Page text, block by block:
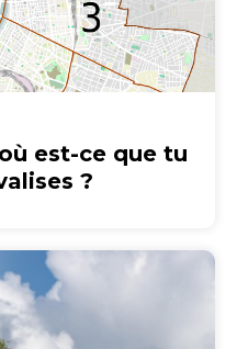
est-ce que tu
?